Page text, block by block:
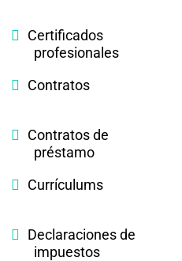
Certificados
profesionales
Contratos
Contratos de
préstamo
Currículums
Declaraciones de
impuestos